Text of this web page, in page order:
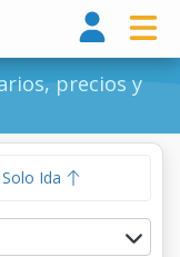
precios y
Solo Ida